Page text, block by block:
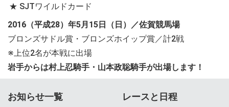
★ SJTワイルドカード
2016（平成28）年5月15日（日）／佐賀競馬場
ブロンズサドル賞・ブロンズホイップ賞／計2戦
※上位2名が本戦に出場
岩手からは村上忍騎手・山本政聡騎手が出場します！
お知らせ一覧
レースと日程